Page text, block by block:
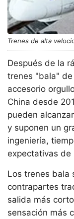
Trenes de alta
Después de la
trenes "bala"
accesorio
China desde
pueden
y suponen un
ingeniería,
expectativas de
Los trenes bala
contrapartes
salida más
sensación más